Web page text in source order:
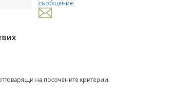
в
съобщение:
на посочените критерии.